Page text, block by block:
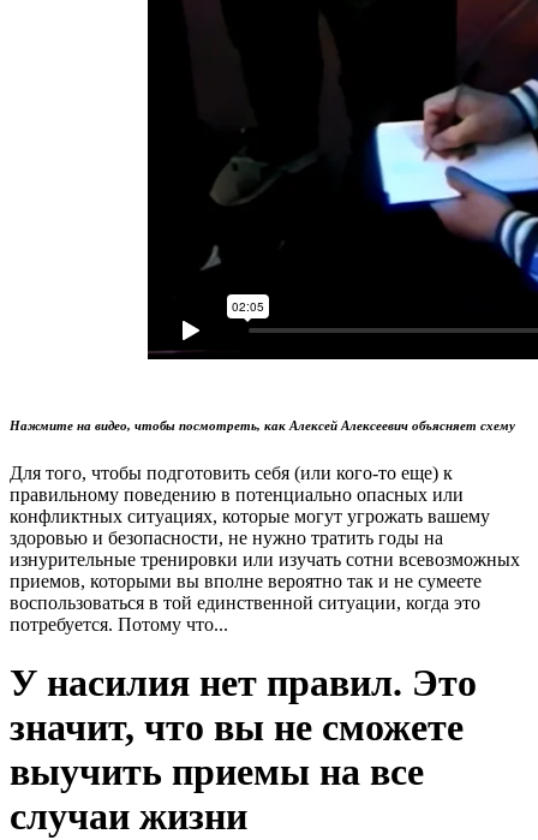
Нажмите на видео, чтобы посмотреть, как Алексей Алексеевич объясняет схему
Для того, чтобы подготовить себя (или кого-то еще) к
правильному поведению в потенциально опасных или
конфликтных ситуациях, которые могут угрожать вашему
здоровью и безопасности, не нужно тратить годы на
изнурительные тренировки или изучать сотни всевозможных
приемов, которыми вы вполне вероятно так и не сумеете
воспользоваться в той единственной ситуации, когда это
потребуется. Потому что...
У насилия нет правил. Это
значит, что вы не сможете
выучить приемы на все
случаи жизни